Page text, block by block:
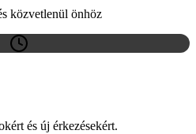
közvetlenül önhöz
és új érkezésekért.